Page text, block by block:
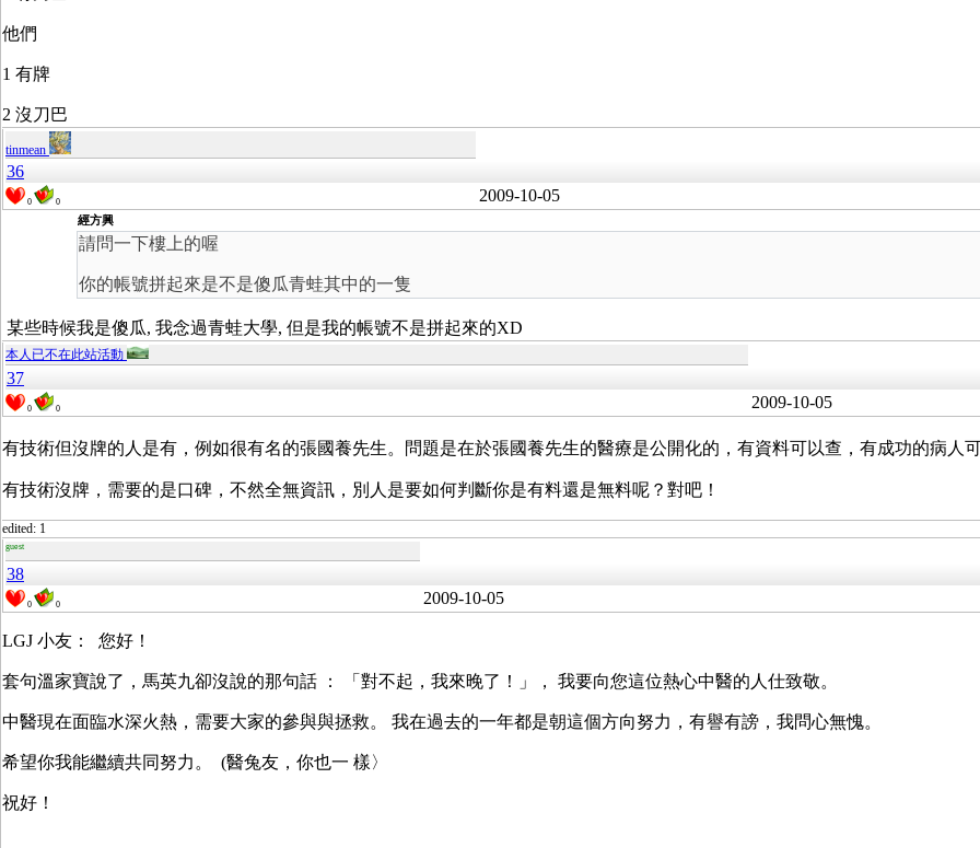
他們
1 有牌
2 沒刀巴
tinmean
36
0 0 2009-10-05
經方興
請問一下樓上的喔
你的帳號拼起來是不是傻瓜青蛙其中的一隻
某些時候我是傻瓜, 我念過青蛙大學, 但是我的帳號不是拼起來的XD
本人已不在此站活動
37
0 0 2009-10-05
有技術但沒牌的人是有，例如很有名的張國養先生。問題是在於張國養先生的醫療是公開化的，有資料可以查，有成功的病人
有技術沒牌，需要的是口碑，不然全無資訊，別人是要如何判斷你是有料還是無料呢？對吧！
edited: 1
guest
38
0 0 2009-10-05
LGJ 小友： 您好！
套句溫家寶說了，馬英九卻沒說的那句話 ： 「對不起，我來晚了！」， 我要向您這位熱心中醫的人仕致敬。
中醫現在面臨水深火熱，需要大家的參與與拯救。 我在過去的一年都是朝這個方向努力，有譽有謗，我問心無愧。
希望你我能繼續共同努力。 (醫兔友，你也一 樣〉
祝好！